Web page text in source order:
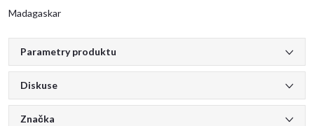
Madagaskar
Parametry produktu
Diskuse
Značka